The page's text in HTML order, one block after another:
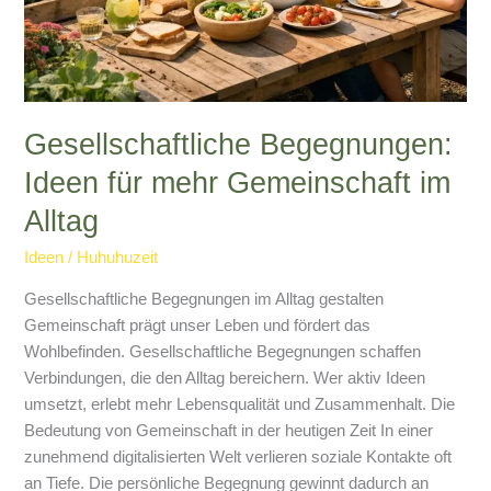
Gesellschaftliche Begegnungen:
Ideen für mehr Gemeinschaft im
Alltag
Ideen / Huhuhuzeit
Gesellschaftliche Begegnungen im Alltag gestalten
Gemeinschaft prägt unser Leben und fördert das
Wohlbefinden. Gesellschaftliche Begegnungen schaffen
Verbindungen, die den Alltag bereichern. Wer aktiv Ideen
umsetzt, erlebt mehr Lebensqualität und Zusammenhalt. Die
Bedeutung von Gemeinschaft in der heutigen Zeit In einer
zunehmend digitalisierten Welt verlieren soziale Kontakte oft
an Tiefe. Die persönliche Begegnung gewinnt dadurch an